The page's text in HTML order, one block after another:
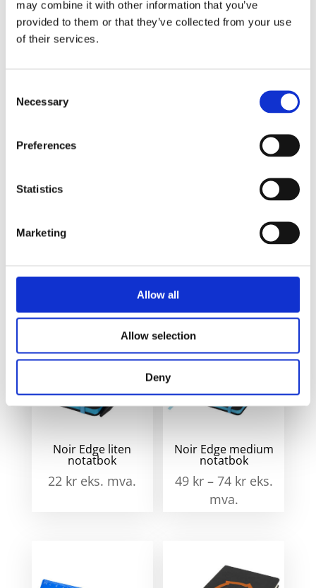
may combine it with other information that you’ve
provided to them or that they’ve collected from your use
of their services.
Selection
Necessary
Preferences
Statistics
Marketing
Allow all
Allow selection
Deny
Ekstra informasjon
Send forespørsel om produkt med print
På lager
kabelstyring
- Solid svart
lager
Relaterte produkter
Noir Edge liten
notatbok
22 kr eks. mva.
Noir Edge medium
notatbok
49 kr– 74 kr eks.
mva.